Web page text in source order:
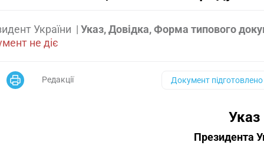
України | Указ, Довідка, Форма типового
не діє
Редакції Документ
Указ
Президента